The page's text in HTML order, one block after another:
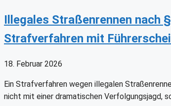
Illegales Straßenrennen nach
Strafverfahren mit
18. Februar 2026
Ein Strafverfahren wegen illegalen
nicht mit einer dramatischen Verfolgungsjagd,